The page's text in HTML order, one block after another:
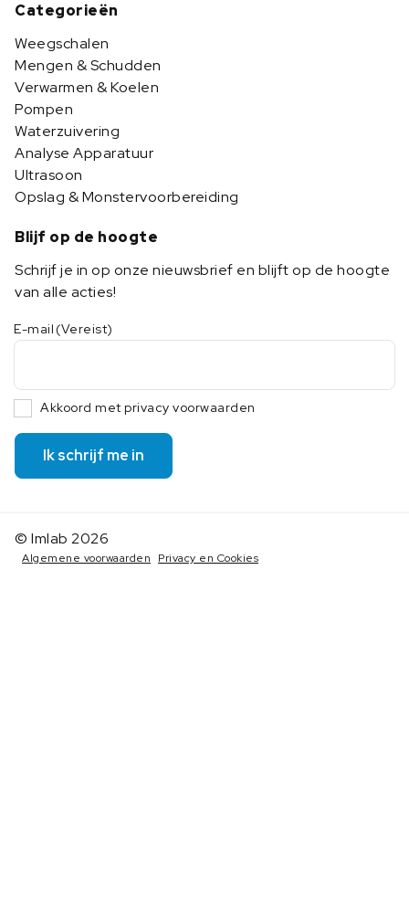
Categorieën
Weegschalen
Mengen & Schudden
Verwarmen & Koelen
Pompen
Waterzuivering
Analyse Apparatuur
Ultrasoon
Opslag & Monstervoorbereiding
Blijf op de hoogte
Schrijf je in op onze nieuwsbrief en blijft op de hoogte
van alle acties!
E-mail (Vereist)
Akkoord met privacy voorwaarden
Ik schrijf me in
© Imlab 2026
Algemene voorwaarden Privacy en Cookies